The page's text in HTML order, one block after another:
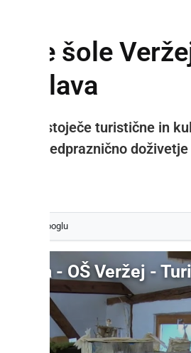
šole
glava
že obstoječe turistične in
Predpraznično
vir na Googlu
- OŠ Veržej -